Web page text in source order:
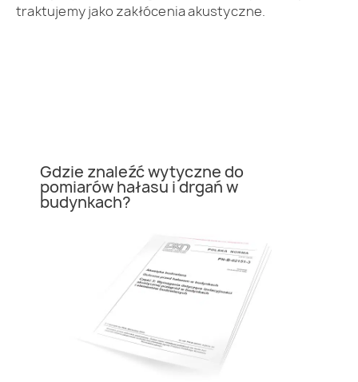
traktujemy jako zakłócenia akustyczne.
Gdzie znaleźć wytyczne do
pomiarów hałasu i drgań w
budynkach?